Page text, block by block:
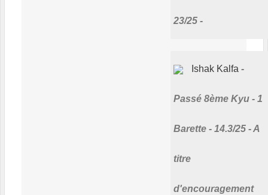
23/25 -
Ishak Kalfa
Passé 8ème Kyu - 1
Barette - 14.3/25 - A
titre
d'encouragement